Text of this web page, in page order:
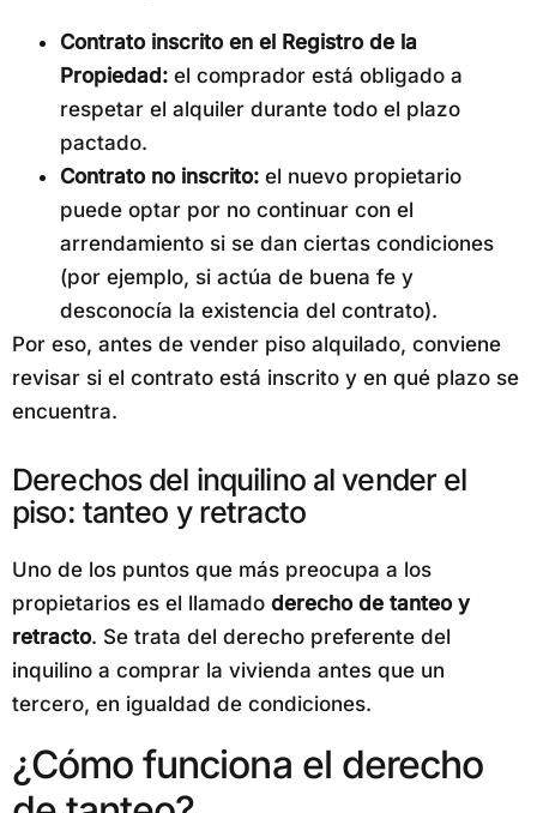
Contrato inscrito en el Registro de la
Propiedad: el comprador está obligado a
respetar el alquiler durante todo el plazo
pactado.
Contrato no inscrito: el nuevo propietario
puede optar por no continuar con el
arrendamiento si se dan ciertas condiciones
(por ejemplo, si actúa de buena fe y
desconocía la existencia del contrato).
Por eso, antes de vender piso alquilado, conviene
revisar si el contrato está inscrito y en qué plazo se
encuentra.
Derechos del inquilino al vender el
piso: tanteo y retracto
Uno de los puntos que más preocupa a los
propietarios es el llamado derecho de tanteo y
retracto. Se trata del derecho preferente del
inquilino a comprar la vivienda antes que un
tercero, en igualdad de condiciones.
¿Cómo funciona el derecho